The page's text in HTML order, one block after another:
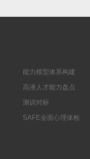
能力模型体系构建
高潜人才能力盘点
测训对标
SAFE全面心理体检